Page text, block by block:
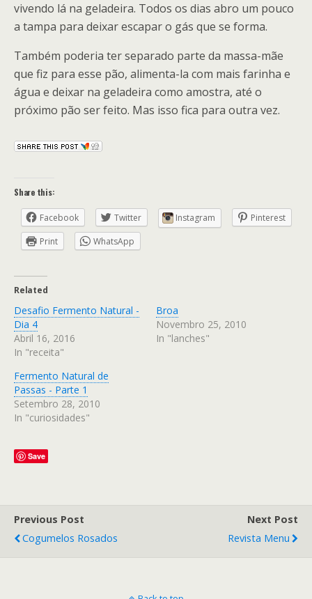
vivendo lá na geladeira. Todos os dias abro um pouco
a tampa para deixar escapar o gás que se forma.
Também poderia ter separado parte da massa-mãe
que fiz para esse pão, alimenta-la com mais farinha e
água e deixar na geladeira como amostra, até o
próximo pão ser feito. Mas isso fica para outra vez.
Share this:
Facebook Twitter Instagram
Pinterest
Print
WhatsApp
Related
Desafio Fermento Natural -
Dia 4
Abril 16, 2016
In "receita"
Broa
Novembro 25, 2010
In "lanches"
Fermento Natural de
Passas - Parte 1
Setembro 28, 2010
In "curiosidades"
Save
Previous Post
Cogumelos Rosados
Next Post
Revista Menu